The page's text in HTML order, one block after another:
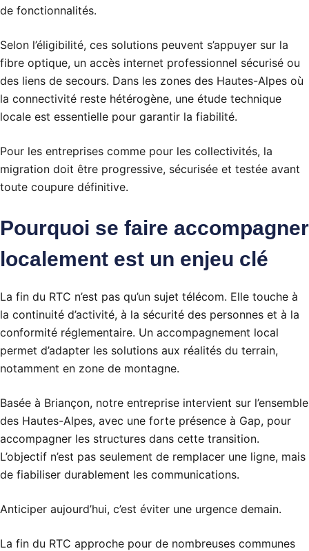
de fonctionnalités.
Selon l’éligibilité, ces solutions peuvent s’appuyer sur la
fibre optique, un accès internet professionnel sécurisé ou
des liens de secours. Dans les zones des Hautes-Alpes où
la connectivité reste hétérogène, une étude technique
locale est essentielle pour garantir la fiabilité.
Pour les entreprises comme pour les collectivités, la
migration doit être progressive, sécurisée et testée avant
toute coupure définitive.
Pourquoi se faire accompagner
localement est un enjeu clé
La fin du RTC n’est pas qu’un sujet télécom. Elle touche à
la continuité d’activité, à la sécurité des personnes et à la
conformité réglementaire. Un accompagnement local
permet d’adapter les solutions aux réalités du terrain,
notamment en zone de montagne.
Basée à Briançon, notre entreprise intervient sur l’ensemble
des Hautes-Alpes, avec une forte présence à Gap, pour
accompagner les structures dans cette transition.
L’objectif n’est pas seulement de remplacer une ligne, mais
de fiabiliser durablement les communications.
Anticiper aujourd’hui, c’est éviter une urgence demain.
La fin du RTC approche pour de nombreuses communes